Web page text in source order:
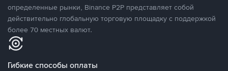
определенные рынки, Binance P2P представляет собой
действительно глобальную торговую площадку с поддержкой
более 70 местных валют.
Гибкие способы оплаты